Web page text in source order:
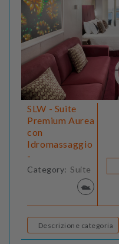
SLW - Suite
Premium Aurea
con
Idromassaggio
-
Category: Suite
Descrizione categoria